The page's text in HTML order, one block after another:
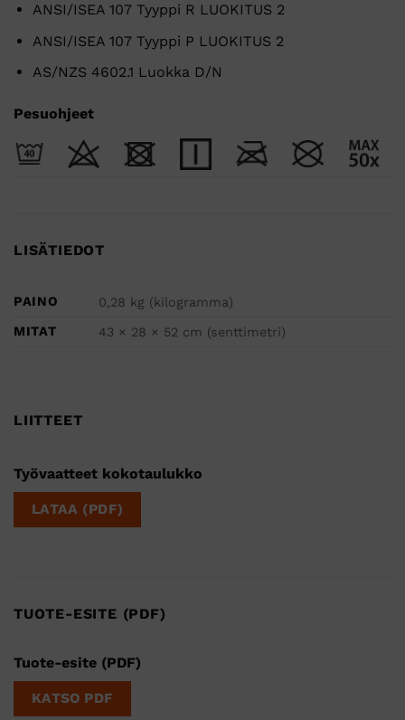
ANSI/ISEA 107 Tyyppi R LUOKITUS 2
ANSI/ISEA 107 Tyyppi P LUOKITUS 2
AS/NZS 4602.1 Luokka D/N
Pesuohjeet
LISÄTIEDOT
PAINO
0,28 kg (kilogramma)
MITAT
43 × 28 × 52 cm (senttimetri)
LIITTEET
Työvaatteet kokotaulukko
LATAA (PDF)
TUOTE-ESITE (PDF)
Tuote-esite (PDF)
KATSO PDF